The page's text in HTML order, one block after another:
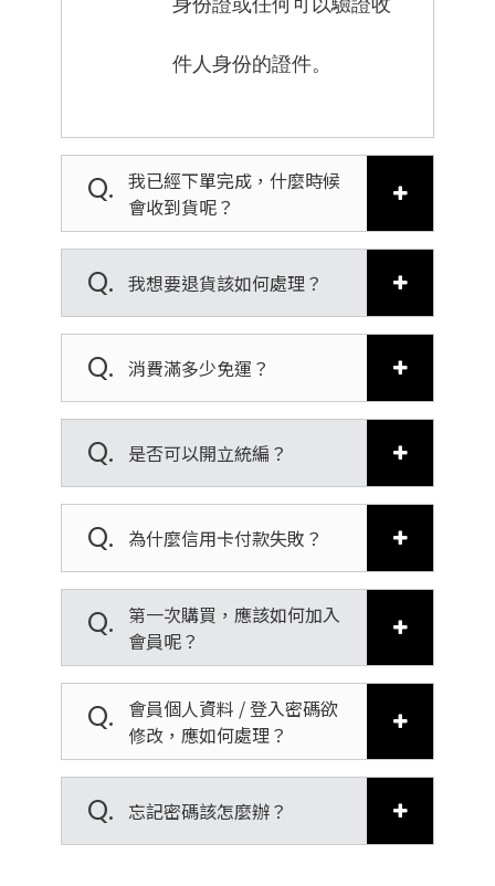
件人身份的證件。
Q. 我已經下單完成，什麼時候
會收到貨呢？
Q. 我想要退貨該如何處理？
Q. 消費滿多少免運？
Q. 是否可以開立統編？
Q. 為什麼信用卡付款失敗？
Q.
第一次購買，應該如何加入
會員呢？
Q.
會員個人資料 / 登入密碼欲
修改，應如何處理？
Q. 忘記密碼該怎麼辦？
僅必需的
Cookies